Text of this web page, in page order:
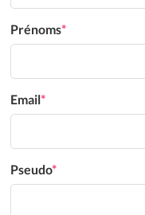
Prénoms*
Email*
Pseudo*